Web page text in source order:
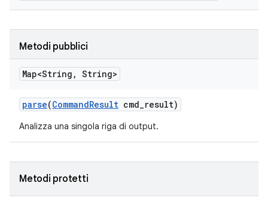
Metodi pubblici
Map<String , String>
parse(CommandResult cmd_result)
Analizza una singola riga di output.
Metodi protetti